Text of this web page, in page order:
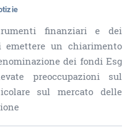
finanziari e dei
emettere un chiarimento
dei fondi Esg
preoccupazioni sul
sul mercato delle